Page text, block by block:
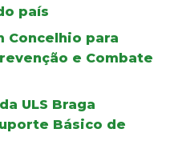
país
Concelhio para
e Combate
ULS Braga
Básico de